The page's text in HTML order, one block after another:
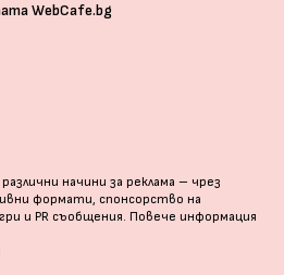
WebCafe.bg
начини за реклама – чрез
формати, спонсорство на
и PR съобщения. Повече информация